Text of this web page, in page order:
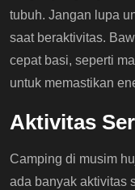
tubuh. Jangan lupa
saat beraktivitas.
cepat basi, seperti
untuk memastikan
Aktivitas
Camping di musim
ada banyak aktivitas